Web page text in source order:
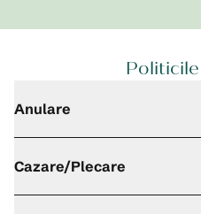
Anulare
Cazare/Plecare